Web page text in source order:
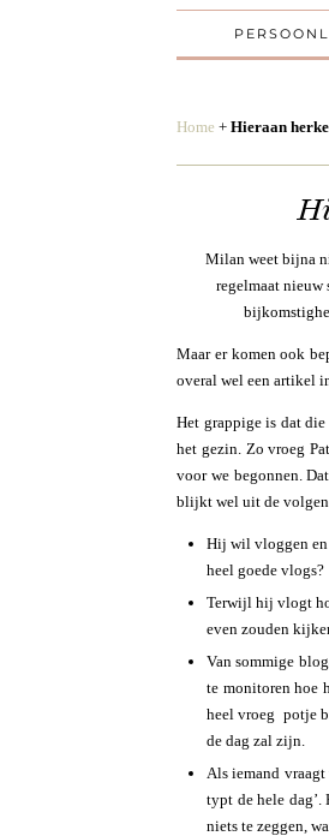
Home + Hieraan
Milan weet bijna
regelmaat nieuw
Maar er komen ook
overal wel een artikel
Het grappige is dat
het gezin. Zo vroeg
voor we begonnen.
blijkt wel uit de
Hij wil vloggen en
heel goede vlogs?
Terwijl hij vlogt
even zouden
Van sommige
te monitoren hoe
heel vroeg potje
de dag zal zijn.
Als iemand
typt de hele
niets te zeggen,